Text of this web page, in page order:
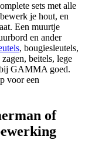
sets met alle
je hout, en
Een muurtje
en ander
, bougiesleutels,
beitels, lege
bij GAMMA goed.
voor een
of